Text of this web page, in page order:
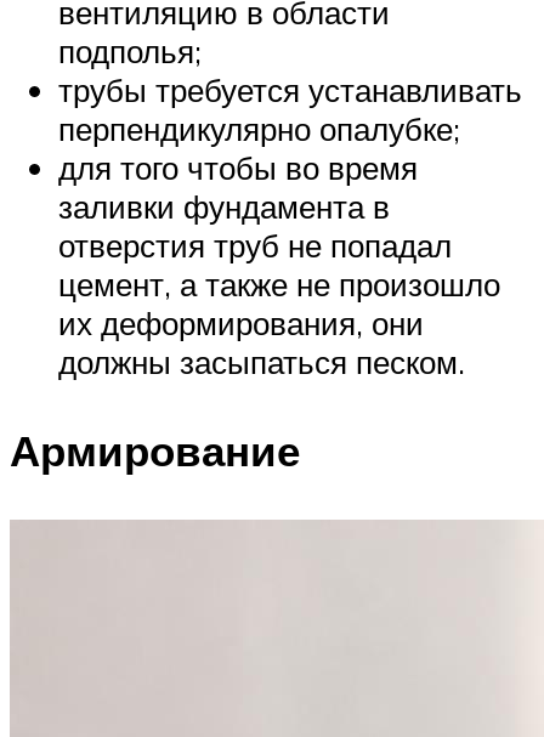
вентиляцию в области
подполья;
трубы требуется устанавливать
перпендикулярно опалубке;
для того чтобы во время
заливки фундамента в
отверстия труб не попадал
цемент, а также не произошло
их деформирования, они
должны засыпаться песком.
Армирование